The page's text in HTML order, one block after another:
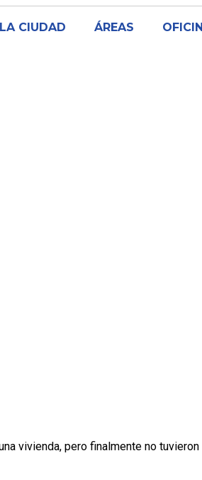
LA CIUDAD ÁREAS
vivienda, pero finalmente no